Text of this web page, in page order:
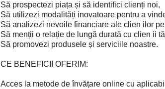
Să prospectezi piața și să identifici clienți noi,
Să utilizezi modalități inovatoare pentru a
Să analizezi nevoile financiare ale clien ilor
Să menții o relație de lungă durată cu clien ii
Să promovezi produsele și serviciile noastre.
CE BENEFICII OFERIM:
Acces la metode de învățare online cu